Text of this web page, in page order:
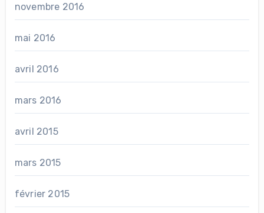
novembre 2016
mai 2016
avril 2016
mars 2016
avril 2015
mars 2015
février 2015